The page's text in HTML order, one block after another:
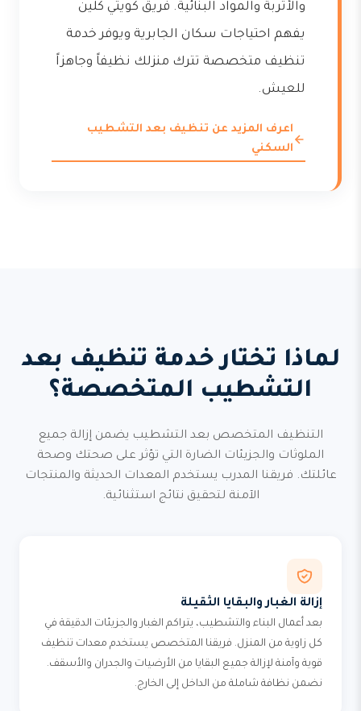
والأتربة والمواد البنائية. فريق كويتي كلين
يفهم احتياجات سكان الجابرية ويوفر خدمة
تنظيف متخصصة تترك منزلك نظيفاً وجاهزاً
للعيش.
اعرف المزيد عن تنظيف بعد التشطيب
السكني
لماذا تختار خدمة تنظيف بعد
التشطيب المتخصصة؟
التنظيف المتخصص بعد التشطيب يضمن إزالة جميع
الملوثات والجزيئات الضارة التي تؤثر على صحتك وصحة
عائلتك. فريقنا المدرب يستخدم المعدات الحديثة والمنتجات
الآمنة لتحقيق نتائج استثنائية.
إزالة الغبار والبقايا الثقيلة
بعد أعمال البناء والتشطيب، يتراكم الغبار والجزيئات الدقيقة في
كل زاوية من المنزل. فريقنا المتخصص يستخدم معدات تنظيف
قوية وآمنة لإزالة جميع البقايا من الأرضيات والجدران والأسقف.
نضمن نظافة شاملة من الداخل إلى الخارج.